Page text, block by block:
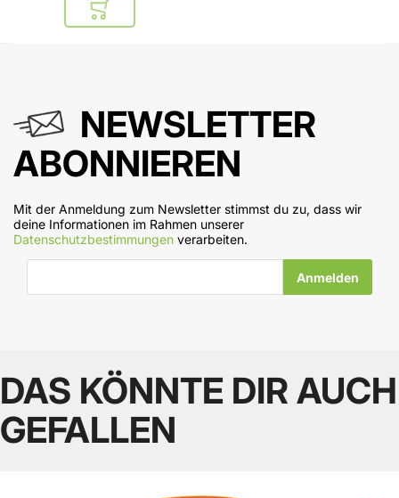
In den Warenkorb
NEWSLETTER
ABONNIEREN
Mit der Anmeldung zum Newsletter stimmst du zu, dass wir
deine Informationen im Rahmen unserer
Datenschutzbestimmungen verarbeiten.
E-Mail-Adresse
DAS KÖNNTE DIR AUCH
GEFALLEN